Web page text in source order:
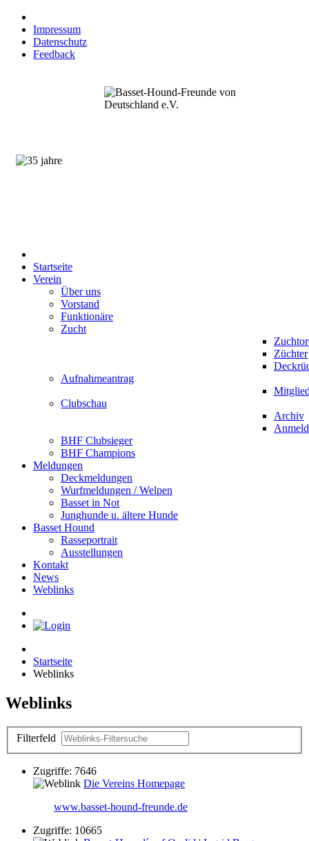
Impressum
Datenschutz
Feedback
Startseite
Verein
Über uns
Vorstand
Funktionäre
Zucht
Züchter
Aufnahmeantrag
Clubschau
Archiv
BHF Clubsieger
BHF Champions
Meldungen
Deckmeldungen
Wurfmeldungen / Welpen
Basset in Not
Junghunde u. ältere Hunde
Basset Hound
Rasseportrait
Ausstellungen
Kontakt
News
Weblinks
Startseite
Weblinks
Weblinks
Filterfeld
Zugriffe: 7646
Die Vereins Homepage
www.basset-hound-freunde.de
Zugriffe: 10665